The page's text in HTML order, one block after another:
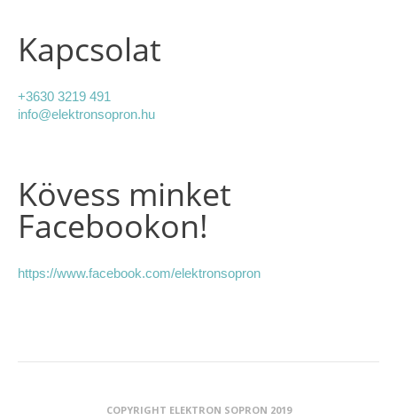
Kapcsolat
+3630 3219 491
info@elektronsopron.hu
Kövess minket
Facebookon!
https://www.facebook.com/elektronsopron
COPYRIGHT ELEKTRON SOPRON 2019